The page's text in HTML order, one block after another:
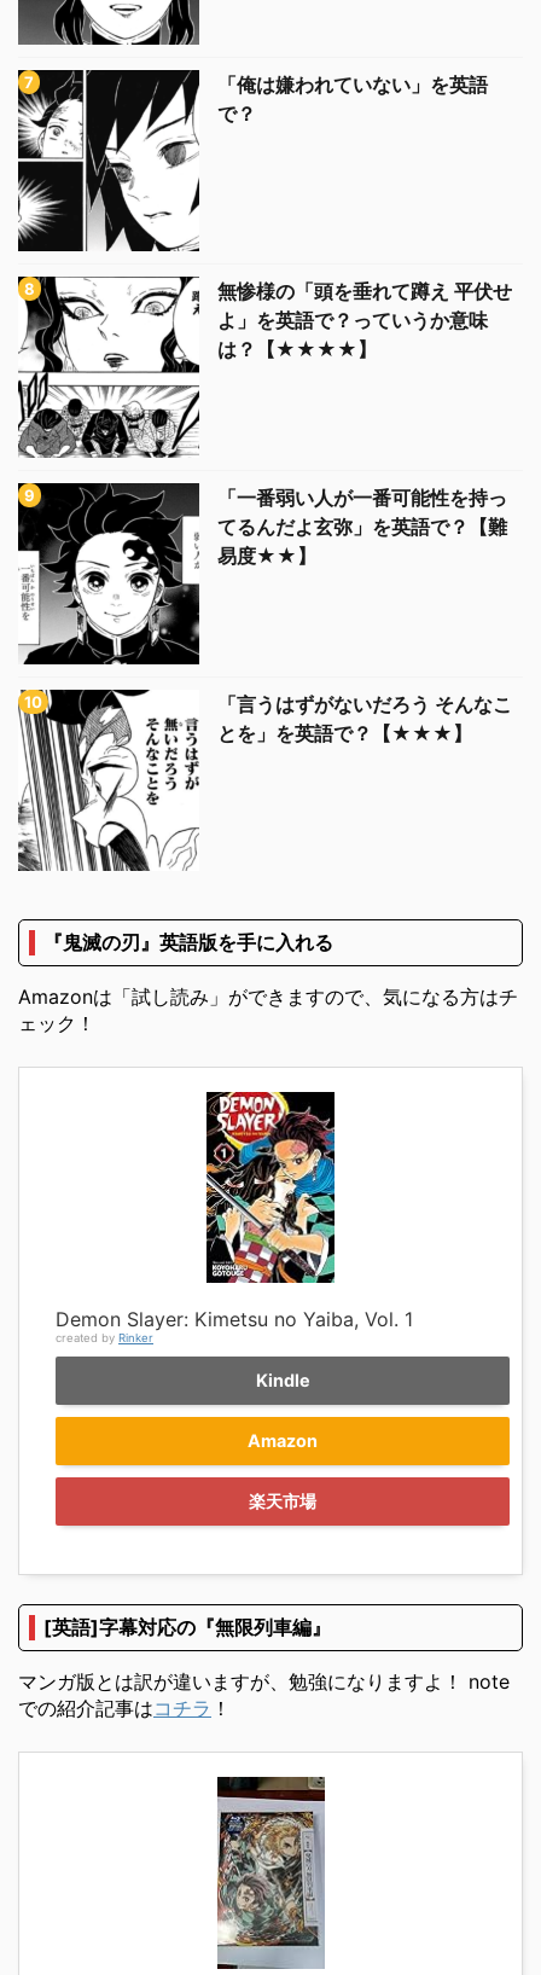
「俺は嫌われていない」を英語
で？
無惨様の「頭を垂れて蹲え 平伏せ
よ」を英語で？っていうか意味
は？【★★★★】
「一番弱い人が一番可能性を持っ
てるんだよ玄弥」を英語で？【難
易度★★】
「言うはずがないだろう そんなこ
とを」を英語で？【★★★】
『鬼滅の刃』英語版を手に入れる
Amazonは「試し読み」ができますので、気になる方はチ
ェック！
Demon Slayer: Kimetsu no Yaiba, Vol. 1
created by Rinker
Kindle
Amazon
楽天市場
[英語]字幕対応の『無限列車編』
マンガ版とは訳が違いますが、勉強になりますよ！ note
での紹介記事はコチラ ！